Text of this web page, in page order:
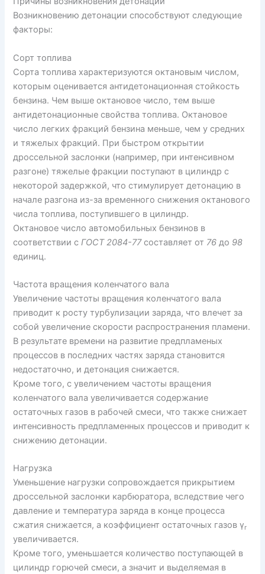
Возникновению детонации способствуют следующие
факторы:
Сорт топлива
Сорта топлива характеризуются октановым числом,
которым оценивается антидетонационная стойкость
бензина. Чем выше октановое число, тем выше
антидетонационные свойства топлива. Октановое
число легких фракций бензина меньше, чем у средних
и тяжелых фракций. При быстром открытии
дроссельной заслонки (например, при интенсивном
разгоне) тяжелые фракции поступают в цилиндр с
некоторой задержкой, что стимулирует детонацию в
начале разгона из-за временного снижения октанового
числа топлива, поступившего в цилиндр.
Октановое число автомобильных бензинов в
соответствии сГОСТ 2084-77составляет от 76 до 98
единиц.
Частота вращения коленчатого вала
Увеличение частоты вращения коленчатого вала
приводит к росту турбулизации заряда, что влечет за
собой увеличение скорости распространения пламени.
В результате времени на развитие предпламеных
процессов в последних частях заряда становится
недостаточно, и детонация снижается.
Кроме того, с увеличением частоты вращения
коленчатого вала увеличивается содержание
остаточных газов в рабочей смеси, что также снижает
интенсивность предпламенных процессов и приводит к
снижению детонации.
Нагрузка
Уменьшение нагрузки сопровождается прикрытием
дроссельной заслонки карбюратора, вследствие чего
давление и температура заряда в конце процесса
сжатия снижается, а коэффициент остаточных газов γr
увеличивается.
Кроме того, уменьшается количество поступающей в
цилиндр горючей смеси, а значит и выделяемая в